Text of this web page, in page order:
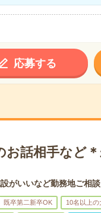
応募する
話相手など
いいなど勤務地ご相
既卒第二新卒OK 10名以上の